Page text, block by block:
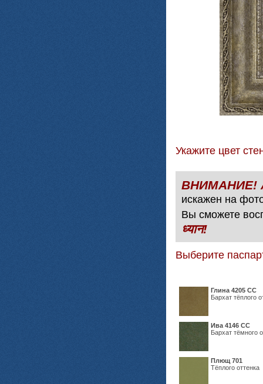
Укажите цвет
искажен на
Вы сможете
ध्यान!
Выберите
Глина 4205 СС
Бархат тёплого
Ива 4146 СС
Бархат тёмного
Плющ 701
Тёплого оттенка